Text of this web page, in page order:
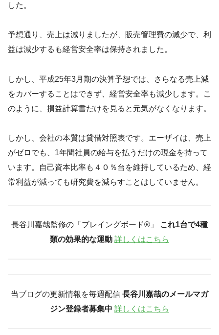
した。
予想通り、売上は減りましたが、販売管理費の減少で、利
益は減少するも経営安全率は保持されました。
しかし、平成25年3月期の決算予想では、さらなる売上減
をカバーすることはできず、経営安全率も減少します。こ
のように、損益計算書だけを見ると元気がなくなります。
しかし、会社の本質は貸借対照表です。エーザイは、売上
がゼロでも、1年間社員の給与を払うだけの現金を持って
います。自己資本比率も４０％台を維持しているため、経
常利益が減っても研究費を減らすことはしていません。
長谷川嘉哉監修の「ブレイングボード®︎」
これ1台で4種
類の効果的な運動 詳しくはこちら
当ブログの更新情報を毎週配信 長谷川嘉哉のメールマガ
ジン登録者募集中 詳しくはこちら